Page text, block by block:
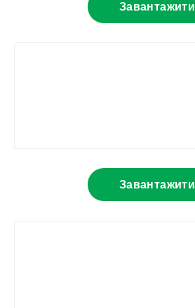
Завантажити
Завантажити